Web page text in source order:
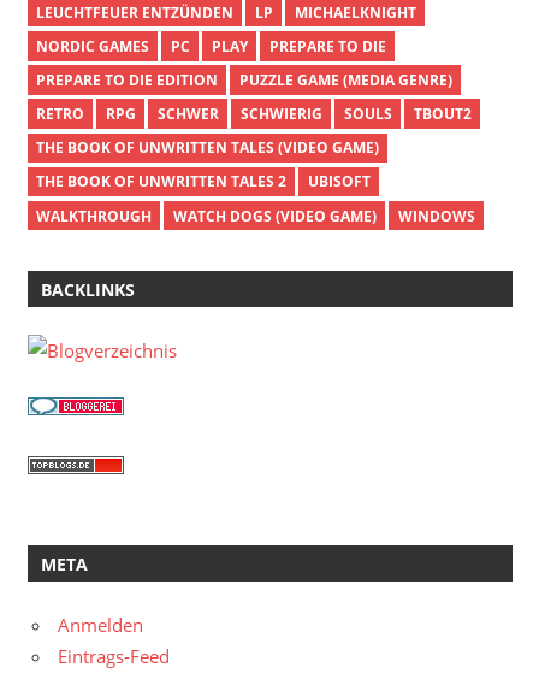
LEUCHTFEUER ENTZÜNDEN
LP
MICHAELKNIGHT
NORDIC GAMES
PC PLAY
PREPARE TO DIE
PREPARE TO DIE EDITION
PUZZLE GAME (MEDIA GENRE)
RETRO
RPG SCHWER SCHWIERIG SOULS
TBOUT2
THE BOOK OF UNWRITTEN TALES (VIDEO GAME)
THE BOOK OF UNWRITTEN TALES 2
UBISOFT
WALKTHROUGH
WATCH DOGS (VIDEO GAME) WINDOWS
BACKLINKS
META
Anmelden
Eintrags-Feed